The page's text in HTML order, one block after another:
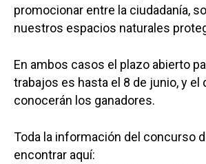
promocionar entre la ciudadanía,
nuestros espacios naturales
En ambos casos el plazo abierto
trabajos es hasta el 8 de junio, y
conocerán los ganadores.
Toda la información del concurso
encontrar aquí: